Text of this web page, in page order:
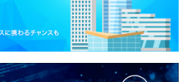
作するコンソールアプリケーシ
アプリケーションのチーム開発
定資格の取得にも注力してい